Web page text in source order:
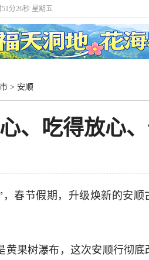
分26秒 星期五
> 安顺
、吃得放心、
春节假期，升级焕新的安顺
黄果树瀑布，这次安顺行彻底